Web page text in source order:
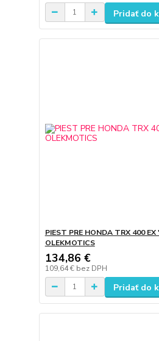
Pridať do
PIEST PRE HONDA TRX 400
OLEKMOTICS
134,86 €
109,64 € bez DPH
Pridať do